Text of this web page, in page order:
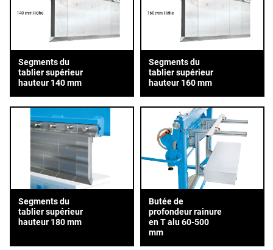
Segments du
tablier supérieur
hauteur 140 mm
Segments du
tablier supérieur
hauteur 160 mm
Segments du
tablier supérieur
hauteur 180 mm
Butée de
profondeur rainure
en T alu 60-500
mm